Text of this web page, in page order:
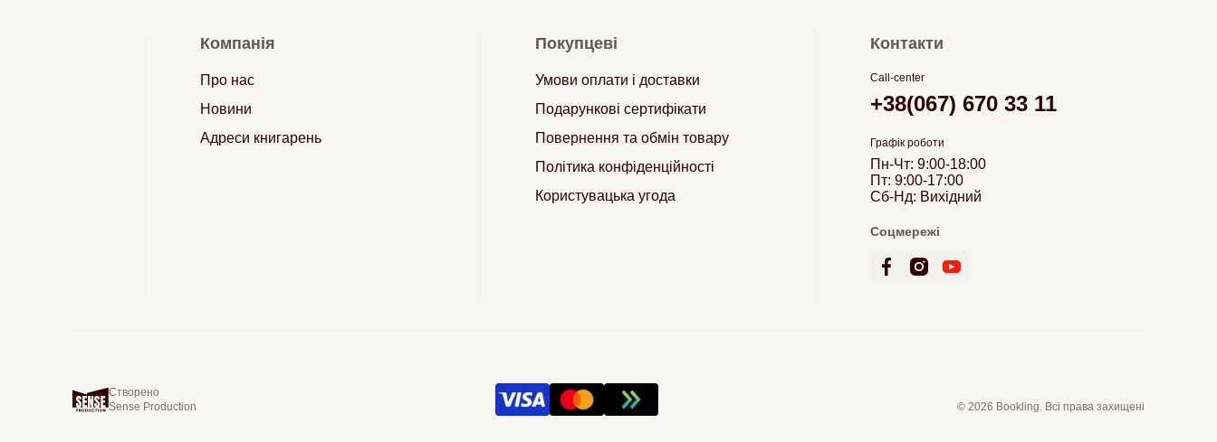
Компанія
Про нас
Новини
Адреси книгарень
Покупцеві
Умови оплати і доставки
Подарункові сертифікати
Повернення та обмін товару
Політика конфіденційності
Користувацька угода
Контакти
Call-center
+38(067) 670 33 11
Графік роботи
Пн-Чт: 9:00-18:00
Пт: 9:00-17:00
Сб-Нд: Вихідний
Соцмережі
Створено
Sense Production
© 2026 Bookling. Всі права захищені